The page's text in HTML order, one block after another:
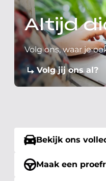
Altijd
Volg ons, waar je
Volg jij ons al?
Bekijk ons
Maak een